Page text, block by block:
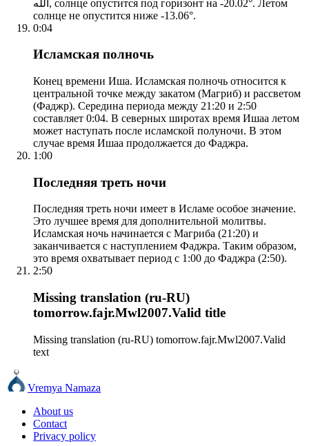
الله, солнце опустится под горизонт на -20.02°. Летом
солнце не опустится ниже -13.06°.
0:04
Исламская полночь
Конец времени Иша. Исламская полночь относится к
центральной точке между закатом (Магриб) и рассветом
(Фаджр). Середина периода между 21:20 и 2:50
составляет 0:04. В северных широтах время Ишаа летом
может наступать после исламской полуночи. В этом
случае время Ишаа продолжается до Фаджра.
1:00
Последняя треть ночи
Последняя треть ночи имеет в Исламе особое значение.
Это лучшее время для дополнительной молитвы.
Исламская ночь начинается с Магриба (21:20) и
заканчивается с наступлением Фаджра. Таким образом,
это время охватывает период с 1:00 до Фаджра (2:50).
2:50
Missing translation (ru-RU)
tomorrow.fajr.Mwl2007.Valid title
Missing translation (ru-RU) tomorrow.fajr.Mwl2007.Valid
text
Vremya Namaza
About us
Contact
Privacy policy